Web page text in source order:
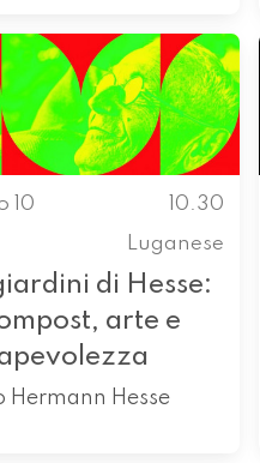
10
10.30
Luganese
di Hesse:
arte e
Hermann Hesse